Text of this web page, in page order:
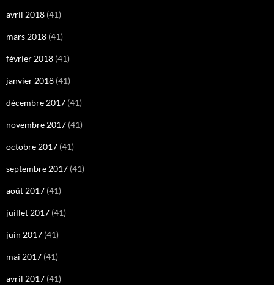
avril 2018 (41)
mars 2018 (41)
février 2018 (41)
janvier 2018 (41)
décembre 2017 (41)
novembre 2017 (41)
octobre 2017 (41)
septembre 2017 (41)
août 2017 (41)
juillet 2017 (41)
juin 2017 (41)
mai 2017 (41)
avril 2017 (41)